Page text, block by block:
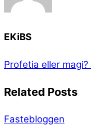
EKiBS
Profetia eller magi?
Related Posts
Fastebloggen